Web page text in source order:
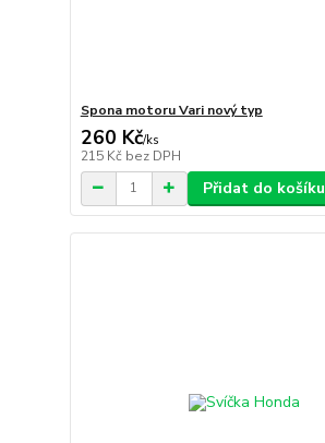
Spona motoru Vari nový typ
260 Kč/ks
215 Kč bez DPH
Přidat do košíku